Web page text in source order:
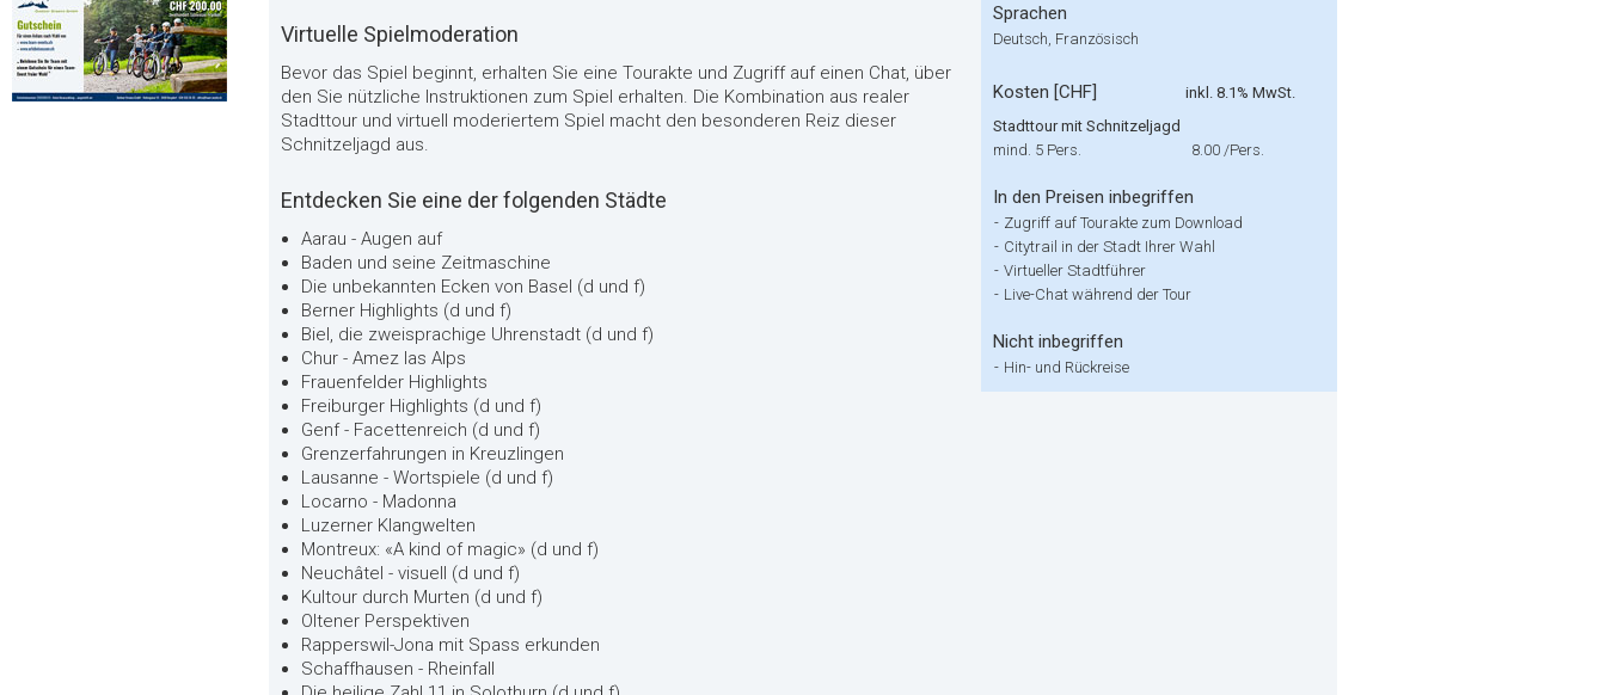
Virtuelle Spielmoderation
Bevor das Spiel beginnt, erhalten Sie eine Tourakte und Zugriff auf einen Chat, über
den Sie nützliche Instruktionen zum Spiel erhalten. Die Kombination aus realer
Stadttour und virtuell moderiertem Spiel macht den besonderen Reiz dieser
Schnitzeljagd aus.
Entdecken Sie eine der folgenden Städte
Aarau - Augen auf
Baden und seine Zeitmaschine
Die unbekannten Ecken von Basel (d und f)
Berner Highlights (d und f)
Biel, die zweisprachige Uhrenstadt (d und f)
Chur - Amez las Alps
Frauenfelder Highlights
Freiburger Highlights (d und f)
Genf - Facettenreich (d und f)
Grenzerfahrungen in Kreuzlingen
Lausanne - Wortspiele (d und f)
Locarno - Madonna
Luzerner Klangwelten
Montreux: «A kind of magic» (d und f)
Neuchâtel - visuell (d und f)
Kultour durch Murten (d und f)
Oltener Perspektiven
Rapperswil-Jona mit Spass erkunden
Schaffhausen - Rheinfall
Sprachen
Deutsch, Französisch
Kosten [CHF]
inkl. 8.1% MwSt.
Stadttour mit Schnitzeljagd
mind. 5 Pers.
8.00 /Pers.
In den Preisen inbegriffen
- Zugriff auf Tourakte zum Download
- Citytrail in der Stadt Ihrer Wahl
- Virtueller Stadtführer
- Live-Chat während der Tour
Nicht inbegriffen
- Hin- und Rückreise